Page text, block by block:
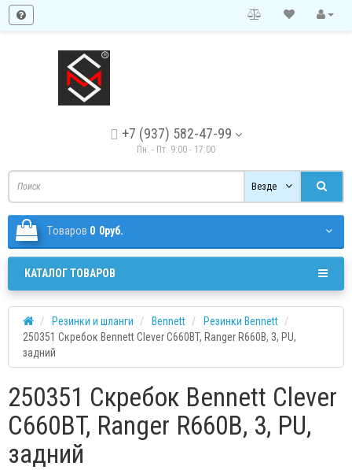
+7 (937) 582-47-99
Пн. - Пт. 9:00 - 17:00
Везде
Tоваров 0 0руб.
КАТАЛОГ ТОВАРОВ
Резинки и шланги Bennett
Резинки Bennett
250351 Скребок Bennett Clever C660BT, Ranger R660B, 3, PU,
задний
250351 Скребок Bennett Clever
C660BT, Ranger R660B, 3, PU,
задний